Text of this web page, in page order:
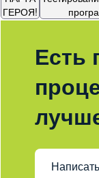
ГЕРОЯ!
Есть